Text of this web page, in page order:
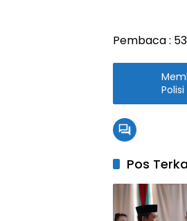
Pembaca :
Polisi
Pos